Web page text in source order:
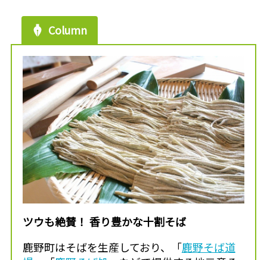
Column
ツウも絶賛！ 香り豊かな十割そば
鹿野町はそばを生産しており、「鹿野そば道